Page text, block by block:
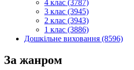
4 клас (3787)
3 клас (3945)
2 клас (3943)
1 клас (3886)
Дошкільне виховання (8596)
За жанром